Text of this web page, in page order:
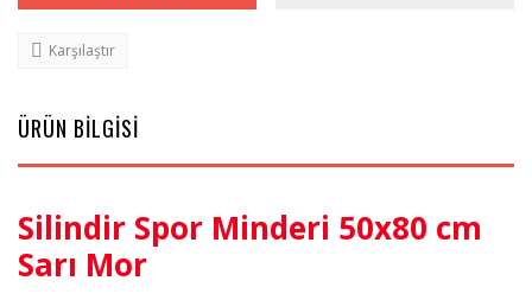
Karşılaştır
ÜRÜN BİLGİSİ
Silindir Spor Minderi 50x80 cm
Sarı Mor